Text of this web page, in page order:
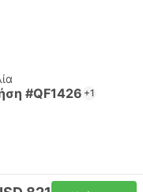
#QF1426 +1